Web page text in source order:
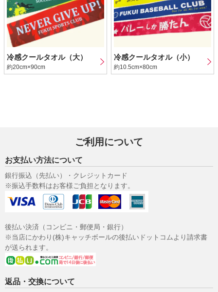
冷感クールタオル（大）
約20cm×90cm
冷感クールタオル（小）
約10.5cm×80cm
ご利用について
お支払い方法について
銀行振込（先払い）・クレジットカード
※振込手数料はお客様ご負担となります。
後払い決済（コンビニ・郵便局・銀行）
※当店にかわり(株)キャッチボールの後払いドットコムより請求書
が送られます。
返品・交換について